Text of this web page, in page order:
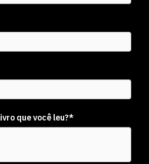
que você leu?*